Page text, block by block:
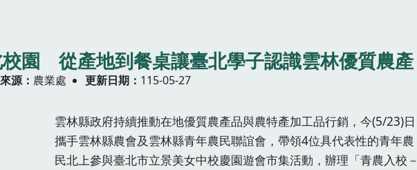
園 從產地到餐桌讓臺北學子認識雲林優質農產
源 農業處 更新日期 115-05-27
雲林縣政府持續推動在地優質農產品與農特產加工品行銷，今(5/23)日
攜手雲林縣農會及雲林縣青年農民聯誼會，帶領4位具代表性的青年農
民北上參與臺北市立景美女中校慶園遊會市集活動，辦理「青農入校－